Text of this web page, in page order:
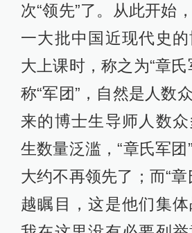
次“领先”了。从此开始
一大批中国近现代史
大上课时，称之为“章氏
称“军团”，自然是人数
来的博士生导师人数
生数量泛滥，“章氏军团
大约不再领先了；而“
越瞩目，这是他们集体